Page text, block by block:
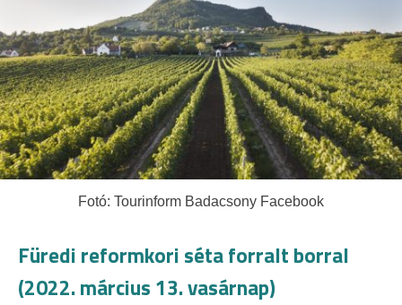
Fotó: Tourinform Badacsony Facebook
Füredi reformkori séta forralt borral
(2022. március 13. vasárnap)